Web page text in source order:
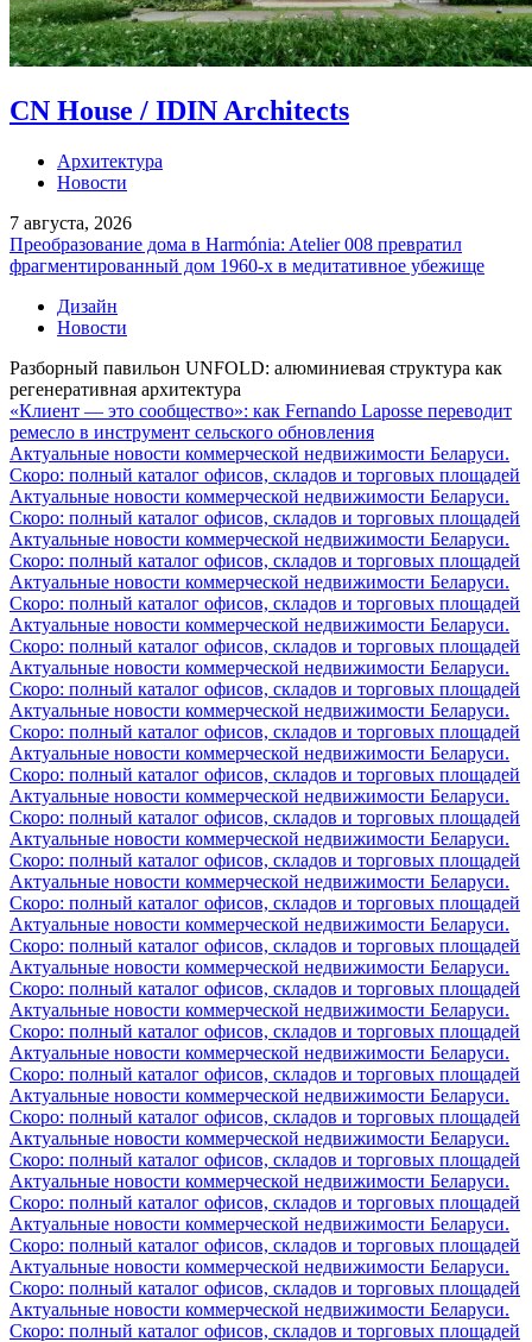
CN House / IDIN Architects
Архитектура
Новости
7 августа, 2026
Преобразование дома в Harmónia: Atelier 008 превратил
фрагментированный дом 1960-х в медитативное убежище
Дизайн
Новости
Разборный павильон UNFOLD: алюминиевая структура как
регенеративная архитектура
«Клиент — это сообщество»: как Fernando Laposse переводит
ремесло в инструмент сельского обновления
Актуальные новости коммерческой недвижимости Беларуси.
Скоро: полный каталог офисов, складов и торговых площадей
Актуальные новости коммерческой недвижимости Беларуси.
Скоро: полный каталог офисов, складов и торговых площадей
Актуальные новости коммерческой недвижимости Беларуси.
Скоро: полный каталог офисов, складов и торговых площадей
Актуальные новости коммерческой недвижимости Беларуси.
Скоро: полный каталог офисов, складов и торговых площадей
Актуальные новости коммерческой недвижимости Беларуси.
Скоро: полный каталог офисов, складов и торговых площадей
Актуальные новости коммерческой недвижимости Беларуси.
Скоро: полный каталог офисов, складов и торговых площадей
Актуальные новости коммерческой недвижимости Беларуси.
Скоро: полный каталог офисов, складов и торговых площадей
Актуальные новости коммерческой недвижимости Беларуси.
Скоро: полный каталог офисов, складов и торговых площадей
Актуальные новости коммерческой недвижимости Беларуси.
Скоро: полный каталог офисов, складов и торговых площадей
Актуальные новости коммерческой недвижимости Беларуси.
Скоро: полный каталог офисов, складов и торговых площадей
Актуальные новости коммерческой недвижимости Беларуси.
Скоро: полный каталог офисов, складов и торговых площадей
Актуальные новости коммерческой недвижимости Беларуси.
Скоро: полный каталог офисов, складов и торговых площадей
Актуальные новости коммерческой недвижимости Беларуси.
Скоро: полный каталог офисов, складов и торговых площадей
Актуальные новости коммерческой недвижимости Беларуси.
Скоро: полный каталог офисов, складов и торговых площадей
Актуальные новости коммерческой недвижимости Беларуси.
Скоро: полный каталог офисов, складов и торговых площадей
Актуальные новости коммерческой недвижимости Беларуси.
Скоро: полный каталог офисов, складов и торговых площадей
Актуальные новости коммерческой недвижимости Беларуси.
Скоро: полный каталог офисов, складов и торговых площадей
Актуальные новости коммерческой недвижимости Беларуси.
Скоро: полный каталог офисов, складов и торговых площадей
Актуальные новости коммерческой недвижимости Беларуси.
Скоро: полный каталог офисов, складов и торговых площадей
Актуальные новости коммерческой недвижимости Беларуси.
Скоро: полный каталог офисов, складов и торговых площадей
Актуальные новости коммерческой недвижимости Беларуси.
Скоро: полный каталог офисов, складов и торговых площадей